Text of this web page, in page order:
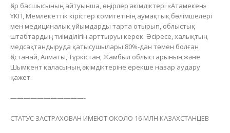
Қор басшысының айтуынша, өңірлер әкімдіктері «Атамекен»
ҰКП, Мемлекеттік кірістер комитетінің аумақтық бөлімшелері
мен медициналық ұйымдарды тарта отырып, облыстық
штабтардың тиімділігін арттыруы керек. Әсіресе, халықтың
медсақтандыруда қатысушылары 80%-дан төмен болған
Қостанай, Алматы, Түркістан, Жамбыл облыстарының және
Шымкент қаласының әкімдіктеріне ерекше назар аудару
қажет.
———————————-
СТАТУС ЗАСТРАХОВАН ИМЕЮТ ОКОЛО 16 МЛН КАЗАХСТАНЦЕВ